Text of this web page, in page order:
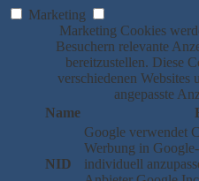
Marketing
Marketing Cookies
Besuchern relevante
bereitzustellen. Diese
verschiedenen Websites
angepasste
Name
NID
Google verwendet
Werbung in
individuell